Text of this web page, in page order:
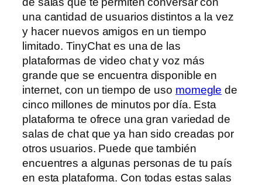
una cantidad de usuarios distintos a la vez
y hacer nuevos amigos en un tiempo
limitado. TinyChat es una de las
plataformas de video chat y voz más
grande que se encuentra disponible en
internet, con un tiempo de uso momegle de
cinco millones de minutos por día. Esta
plataforma te ofrece una gran variedad de
salas de chat que ya han sido creadas por
otros usuarios. Puede que también
encuentres a algunas personas de tu país
en esta plataforma. Con todas estas salas